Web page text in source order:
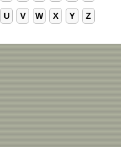
U V W X Y Z